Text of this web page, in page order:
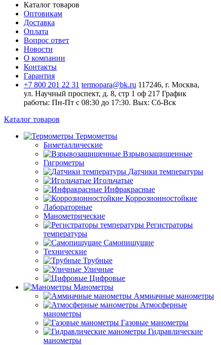
Каталог товаров
Оптовикам
Доставка
Оплата
Вопрос ответ
Новости
О компании
Контакты
Гарантия
+7 800 201 22 31 termopara@bk.ru 117246, г. Москва,
ул. Научный проспект, д. 8, стр 1 оф 217 График
работы: Пн‑Пт с 08:30 до 17:30. Вых: Сб‑Вск
Каталог товаров
Термометры
Биметаллические
Взрывозащищенные
Гигрометры
Датчики температуры
Игольчатые
Инфракрасные
Коррозионностойкие
Лабораторные
Манометрические
Регистраторы
температуры
Самопишущие
Технические
Трубные
Уличные
Цифровые
Манометры
Аммиачные манометры
Атмосферные
манометры
Газовые манометры
Гидравлические
манометры